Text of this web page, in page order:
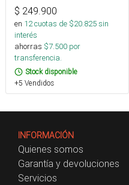
$ 249.900
en 12cuotas de $20.825sin
interés
ahorras $7.500 por
transferencia.
Stock disponible
+5 Vendidos
INFORMACIÓN
Quienes somos
Garantía y devoluciones
Servicios